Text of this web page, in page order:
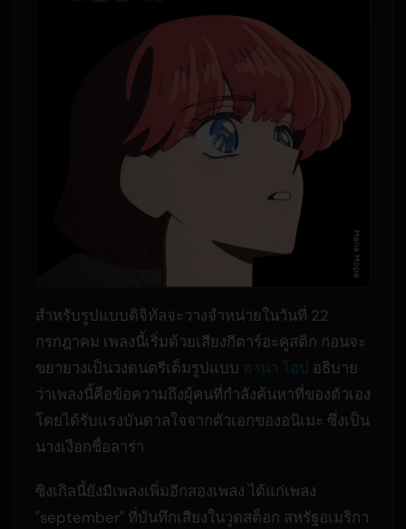
สำหรับรูปแบบดิจิทัลจะวางจำหน่ายในวันที่ 22
กรกฎาคม เพลงนี้เริ่มด้วยเสียงกีตาร์อะคูสติก ก่อนจะ
ขยายวงเป็นวงดนตรีเต็มรูปแบบ ฮานา โฮป อธิบาย
ว่าเพลงนี้คือข้อความถึงผู้คนที่กำลังค้นหาที่ของตัวเอง
โดยได้รับแรงบันดาลใจจากตัวเอกของอนิเมะ ซึ่งเป็น
นางเงือกชื่อลาร่า
ซิงเกิลนี้ยังมีเพลงเพิ่มอีกสองเพลง ได้แก่เพลง
"september" ที่บันทึกเสียงในวูดสต็อก สหรัฐอเมริกา